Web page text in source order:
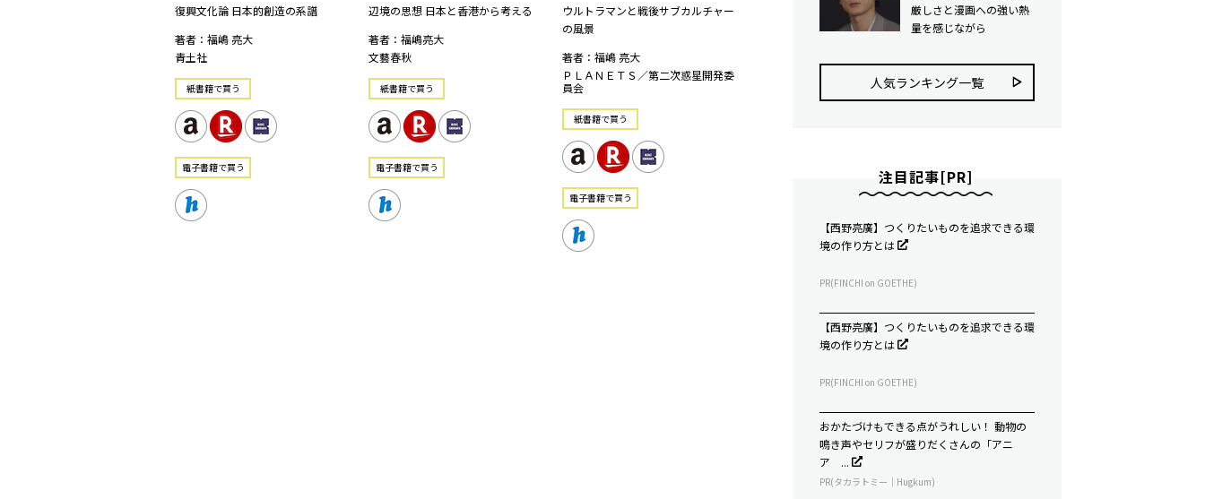
復興文化論 日本的創造の系譜
著者：福嶋 亮大
青土社
紙書籍で買う
電⼦書籍で買う
辺境の思想 日本と香港から考える
著者：福嶋亮大
文藝春秋
紙書籍で買う
電⼦書籍で買う
ウルトラマンと戦後サブカルチャー
の風景
著者：福嶋 亮大
ＰＬＡＮＥＴＳ／第二次惑星開発委
員会
紙書籍で買う
電⼦書籍で買う
厳しさと漫画への強い熱
量を感じながら
人気ランキング⼀覧
注目記事[PR]
【西野亮廣】つくりたいものを追求できる環
境の作り方とは
PR(FINCHI on GOETHE)
【西野亮廣】つくりたいものを追求できる環
境の作り方とは
PR(FINCHI on GOETHE)
おかたづけもできる点がうれしい！ 動物の
鳴き声やセリフが盛りだくさんの「アニ
ア ...
PR(タカラトミー｜Hugkum)